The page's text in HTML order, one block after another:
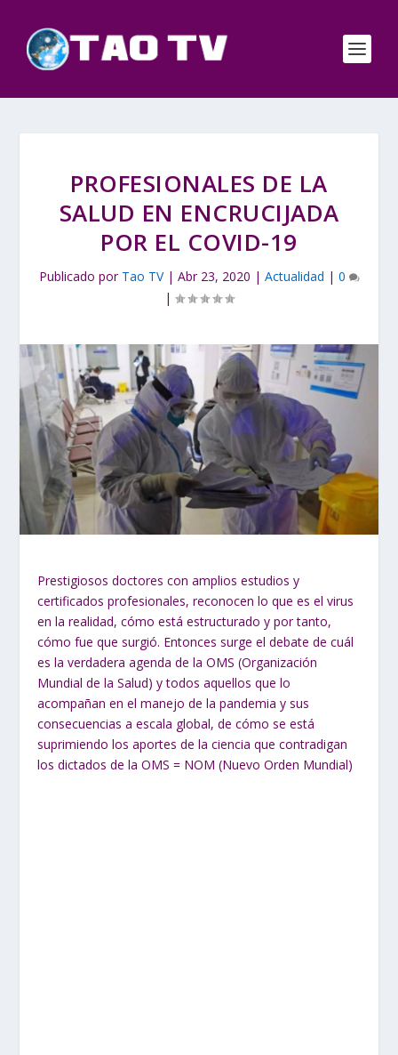
PROFESIONALES DE LA
SALUD EN ENCRUCIJADA
POR EL COVID-19
Publicado por Tao TV| Abr 23, 2020 | Actualidad | 0
|
Prestigiosos doctores con amplios estudios y
certificados profesionales, reconocen lo que es el virus
en la realidad, cómo está estructurado y por tanto,
cómo fue que surgió. Entonces surge el debate de cuál
es la verdadera agenda de la OMS (Organización
Mundial de la Salud) y todos aquellos que lo
acompañan en el manejo de la pandemia y sus
consecuencias a escala global, de cómo se está
suprimiendo los aportes de la ciencia que contradigan
los dictados de la OMS = NOM (Nuevo Orden Mundial)